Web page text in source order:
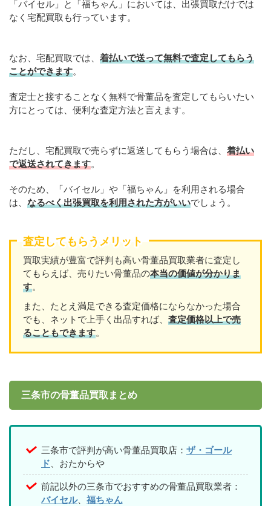
「バイセル」と「福ちゃん」においては、出張買取だけでは
なく宅配買取も行っています。
なお、宅配買取では、 着払いで送って無料で査定してもらう
ことができます。
査定士と接することなく無料で骨董品を査定してもらいたい
方にとっては、便利な査定方法と言えます。
ただし、宅配買取で売らずに返送してもらう場合は、 着払い
で返送されてきます。
そのため、「バイセル」や「福ちゃん」を利用される場合
は、 なるべく出張買取を利用された方がいいでしょう。
査定してもらうメリット
買取実績が豊富で評判も高い骨董品買取業者に査定し
てもらえば、売りたい骨董品の本当の価値が分かりま
す。
また、たとえ満足できる査定価格にならなかった場合
でも、ネットで上手く出品すれば、 査定価格以上で売
ることもできます。
三条市の骨董品買取まとめ
三条市で評判が高い骨董品買取店： ザ・ゴール
ド 、おたからや
前記以外の三条市でおすすめの骨董品買取業者：
バイセル、 福ちゃん